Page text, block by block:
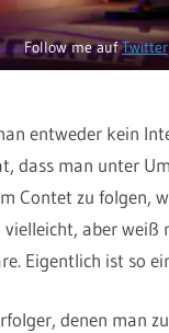
Follow me aufTwitter
entweder kein
dass man unter
Contet zu folgen,
aber
Eigentlich ist so
denen man